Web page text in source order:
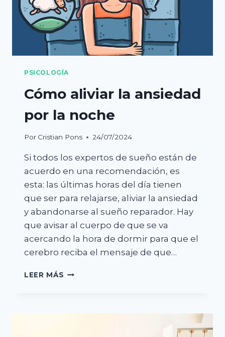
PSICOLOGÍA
Cómo aliviar la ansiedad
por la noche
Por Cristian Pons 24/07/2024
Si todos los expertos de sueño están de
acuerdo en una recomendación, es
esta: las últimas horas del día tienen
que ser para relajarse, aliviar la ansiedad
y abandonarse al sueño reparador. Hay
que avisar al cuerpo de que se va
acercando la hora de dormir para que el
cerebro reciba el mensaje de que…
LEER MÁS CÓMO
POR